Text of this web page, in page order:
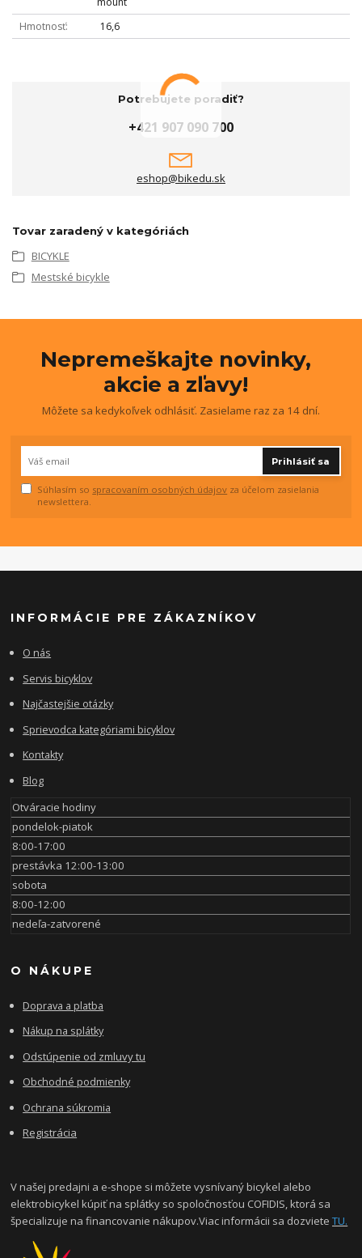
Hmotnosť
16,6
Potrebujete poradiť?
+421 907 090 700
eshop@bikedu.sk
Tovar zaradený v kategóriách
BICYKLE
Mestské bicykle
Nepremeškajte novinky,
akcie a zľavy!
Môžete sa kedykoľvek odhlásiť. Zasielame raz za 14 dní.
Prihlásiť sa
Súhlasím so spracovaním osobných údajov za účelom zasielania
newslettera.
INFORMÁCIE PRE ZÁKAZNÍKOV
O nás
Servis bicyklov
Najčastejšie otázky
Sprievodca kategóriami bicyklov
Kontakty
Blog
Otváracie hodiny
pondelok-piatok
8:00-17:00
prestávka 12:00-13:00
sobota
8:00-12:00
nedeľa-zatvorené
O NÁKUPE
Doprava a platba
Nákup na splátky
Odstúpenie od zmluvy tu
Obchodné podmienky
Ochrana súkromia
Registrácia
V našej predajni a e-shope si môžete vysnívaný bicykel alebo
elektrobicykel kúpiť na splátky so spoločnosťou COFIDIS, ktorá sa
špecializuje na financovanie nákupov.Viac informácii sa dozvieteTU.